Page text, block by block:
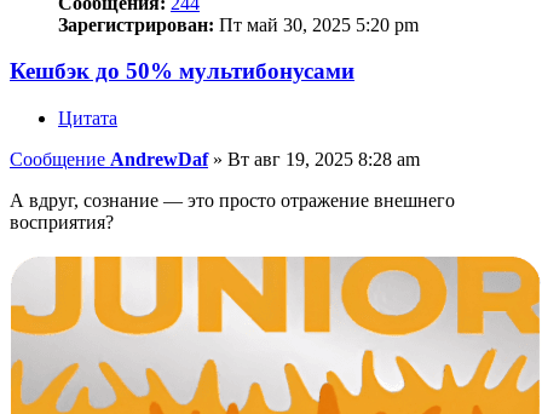
Зарегистрирован: Пт май 30, 2025 5:20 pm
Кешбэк до 50% мультибонусами
Цитата
Сообщение AndrewDaf» Вт авг 19, 2025 8:28 am
А вдруг, сознание — это просто отражение внешнего
восприятия?